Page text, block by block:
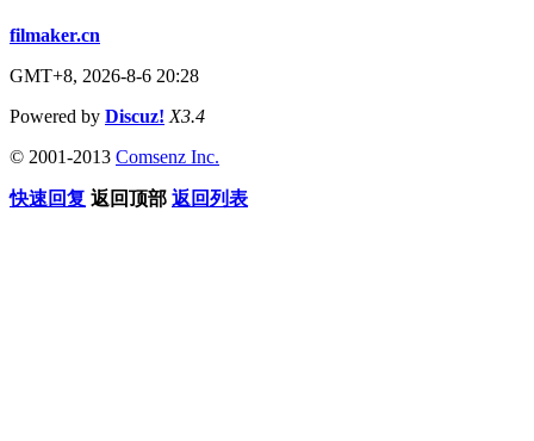
filmaker.cn
GMT+8, 2026-8-6 20:28
Powered by Discuz! X3.4
© 2001-2013 Comsenz Inc.
快速回复 返回顶部 返回列表